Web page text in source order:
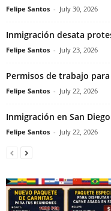
Felipe Santos - July 30, 2026
Inmigración desata
Felipe Santos - July 23, 2026
Permisos de trabajo
Felipe Santos - July 22, 2026
Inmigración en San
Felipe Santos - July 22, 2026